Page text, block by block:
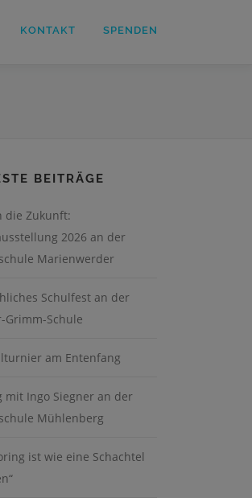
KONTAKT SPENDEN
BEITRÄGE
die Zukunft:
2026 an der
Marienwerder
Schulfest an der
Grimm-Schule
am Entenfang
mit Ingo Siegner an der
Mühlenberg
ist wie eine Schachtel